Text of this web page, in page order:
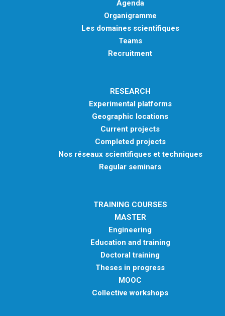
Agenda
Organigramme
Les domaines scientifiques
Teams
Recruitment
RESEARCH
Experimental platforms
Geographic locations
Current projects
Completed projects
Nos réseaux scientifiques et techniques
Regular seminars
TRAINING COURSES
MASTER
Engineering
Education and training
Doctoral training
Theses in progress
MOOC
Collective workshops